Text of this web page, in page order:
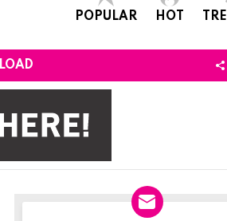
POPULAR HOT